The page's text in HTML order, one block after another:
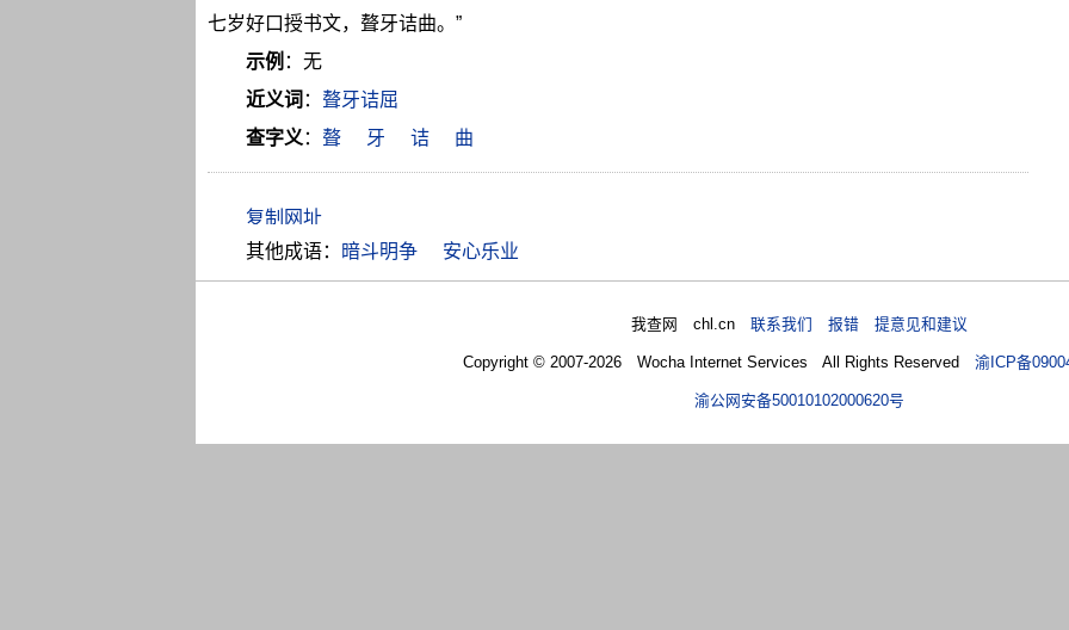
七岁好口授书文，聱牙诘曲。”
示例 ：无
近义词 ： 聱牙诘屈
查字义： 聱 牙 诘 曲
其他成语： 暗斗明争 安心乐业
我查网 chl.cn联系我们 报错 提意见和建议
Copyright © 2007-2026 Wocha Internet Services All Rights Reserved渝ICP备
渝公网安备50010102000620号